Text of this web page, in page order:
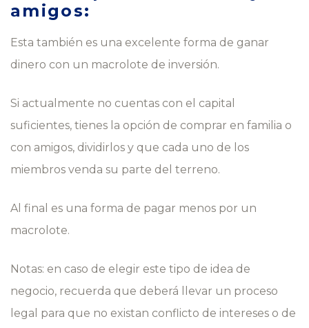
amigos:
Esta también es una excelente forma de ganar
dinero con un macrolote de inversión.
Si actualmente no cuentas con el capital
suficientes, tienes la opción de comprar en familia o
con amigos, dividirlos y que cada uno de los
miembros venda su parte del terreno.
Al final es una forma de pagar menos por un
macrolote.
Notas: en caso de elegir este tipo de idea de
negocio, recuerda que deberá llevar un proceso
legal para que no existan conflicto de intereses o de